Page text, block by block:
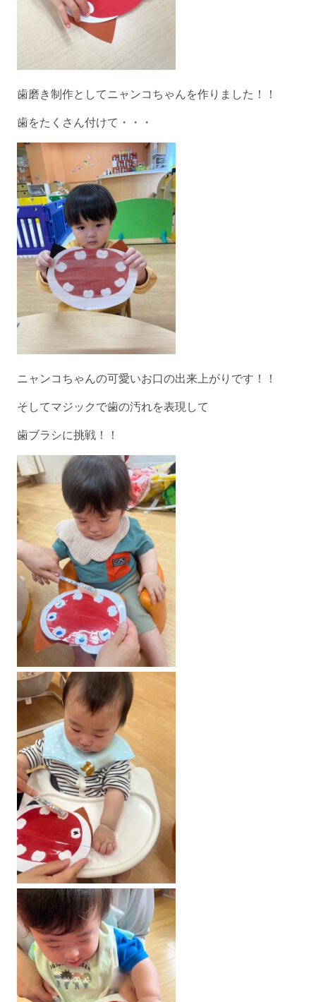
歯磨き制作としてニャンコちゃんを作りました！！
歯をたくさん付けて・・・
ニャンコちゃんの可愛いお口の出来上がりです！！
そしてマジックで歯の汚れを表現して
歯ブラシに挑戦！！